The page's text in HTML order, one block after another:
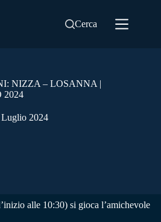
Cerca
NIZZA – LOSANNA |
2024
2024
alle 10:30) si gioca l’amichevole